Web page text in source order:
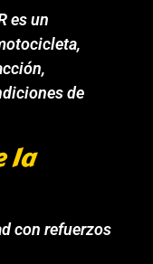
es un
de
la
con refuerzos